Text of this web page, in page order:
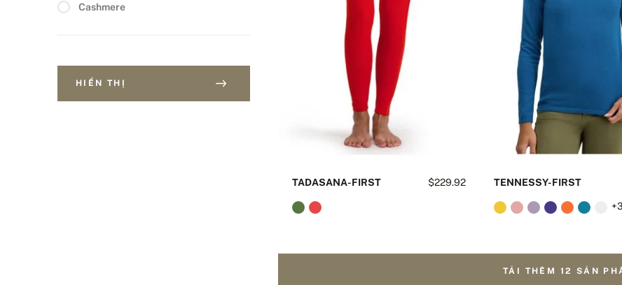
Cashmere
HIỂN THỊ
$229.92
TADASANA-FIRST TENNESSY-FIRST
+3
TẢI THÊM 12 SẢN